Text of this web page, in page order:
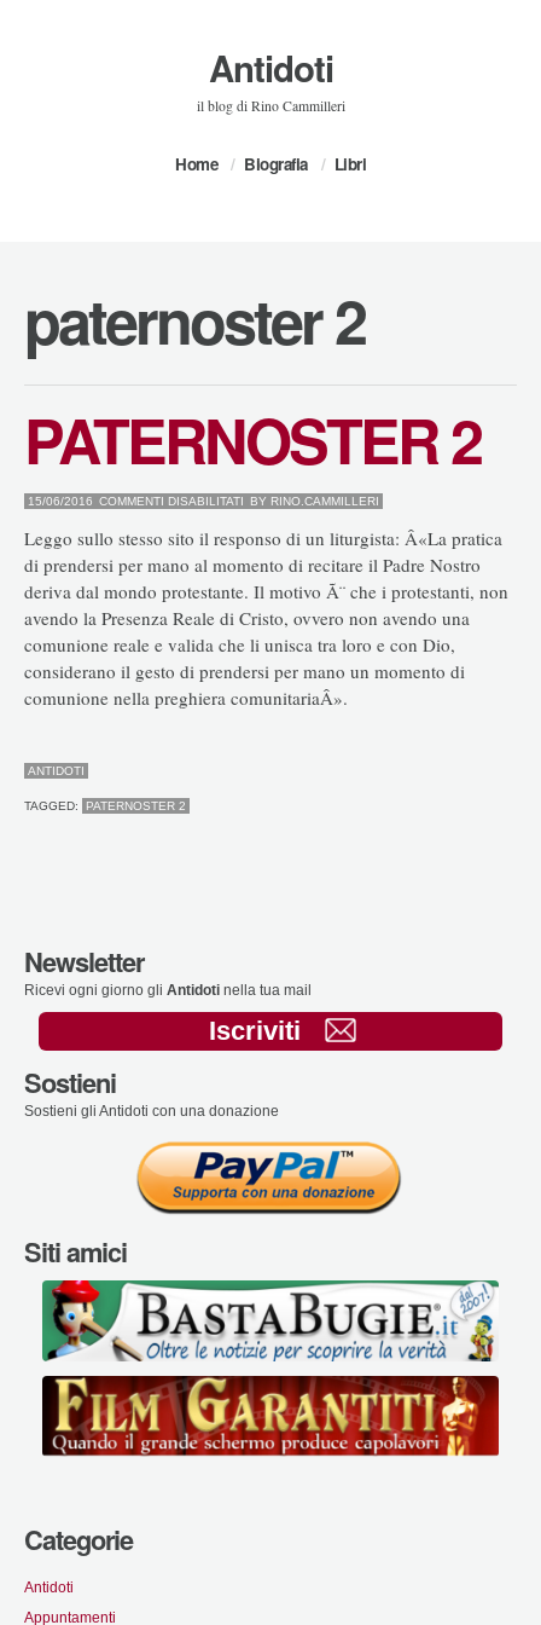
Antidoti
il blog di Rino Cammilleri
Home Biografia Libri
paternoster 2
PATERNOSTER 2
15/06/2016 COMMENTI DISABILITATI SU
BY RINO.CAMMILLERI
Leggo sullo stesso sito il responso di un liturgista: Â«La pratica
di prendersi per mano al momento di recitare il Padre Nostro
deriva dal mondo protestante. Il motivo Ã¨ che i protestanti, non
avendo la Presenza Reale di Cristo, ovvero non avendo una
comunione reale e valida che li unisca tra loro e con Dio,
considerano il gesto di prendersi per mano un momento di
comunione nella preghiera comunitariaÂ».
ANTIDOTI
TAGGED: PATERNOSTER 2
Newsletter
Ricevi ogni giorno gli Antidoti nella tua mail
Iscriviti
Sostieni
Sostieni gli Antidoti con una donazione
Siti amici
Categorie
Antidoti
Appuntamenti